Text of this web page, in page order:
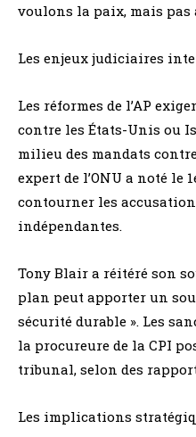
voulons la paix, mais pas
Les enjeux judiciaires
Les réformes de l’AP
contre les États-Unis ou
milieu des mandats
expert de l’ONU a noté le
contourner les
indépendantes.
Tony Blair a réitéré son
plan peut apporter un
sécurité durable ». Les
la procureure de la CPI
tribunal, selon des
Les implications